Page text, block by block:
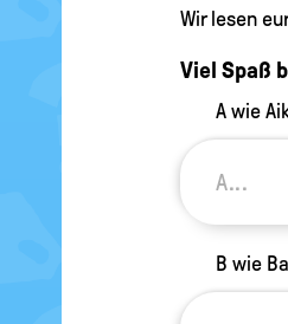
Wir lesen
Viel Spaß
A wie
B wie